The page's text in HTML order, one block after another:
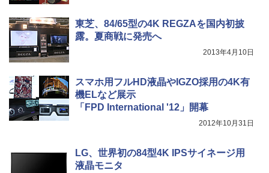
東芝、84/65型の4K REGZAを国内初披
露。夏商戦に発売へ
2013年4月10日
スマホ用フルHD液晶やIGZO採用の4K有
機ELなど展示
「FPD International '12」開幕
2012年10月31日
LG、世界初の84型4K IPSサイネージ用
液晶モニタ